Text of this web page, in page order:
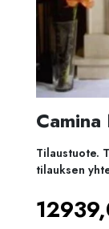
Tilaustuote.
tilauksen